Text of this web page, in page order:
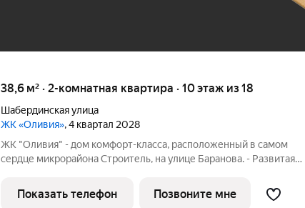
38,6 м² · 2-комнатная квартира · 10 этаж из 18
Шабердинская улица
ЖК «Оливия», 4 квартал 2028
ЖК "Оливия" - дом комфорт-класса, расположенный в самом
сердце микрорайона Строитель, на улице Баранова. - Развитая
Матрица, остановки общественного транспорта, поликлиники для
взрослых и
Показать телефон Позвоните мне